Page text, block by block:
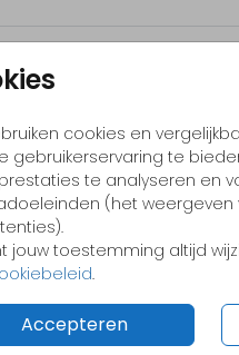
cookies en
gebruikerservaring te
te analyseren en
(het
jouw toestemming altijd
.
Accepteren